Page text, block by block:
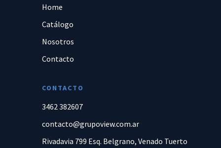
Home
Catálogo
Nosotros
Contacto
CONTACTO
3462 382607
contacto@grupoview.com.ar
Rivadavia 799 Esq. Belgrano, Venado Tuerto